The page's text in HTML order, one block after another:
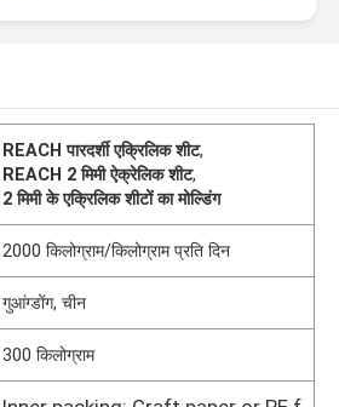
REACH पारदर्शी एक्रिलिक शीट,
REACH 2 मिमी ऐक्रेलिक शीट,
2 मिमी के एक्रिलिक शीटों का मोल्डिंग
2000 किलोग्राम/किलोग्राम प्रति दिन
गुआंग्डोंग, चीन
300 किलोग्राम